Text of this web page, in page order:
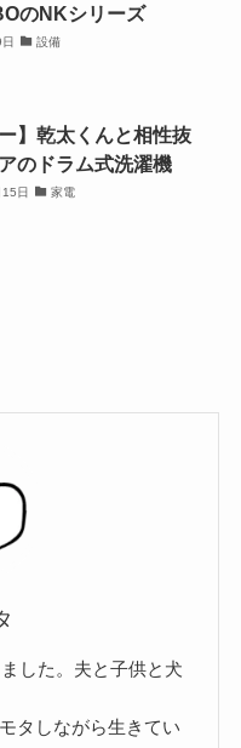
のNKシリーズ
設備
ー】乾太くんと相性抜
のドラム式洗濯機
日 家電
した。夫と子供と犬
タしながら生きてい